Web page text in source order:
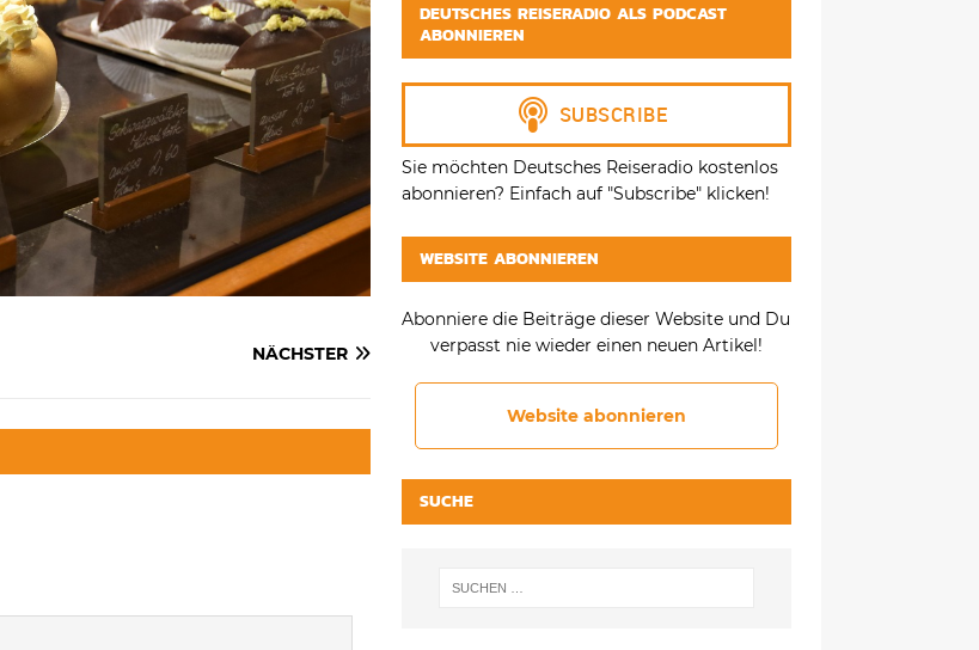
NÄCHSTER
DEUTSCHES REISERADIO ALS PODCAST
ABONNIEREN
Sie möchten Deutsches Reiseradio kostenlos
abonnieren? Einfach auf "Subscribe" klicken!
WEBSITE ABONNIEREN
Abonniere die Beiträge dieser Website und Du
verpasst nie wieder einen neuen Artikel!
Website abonnieren
SUCHE